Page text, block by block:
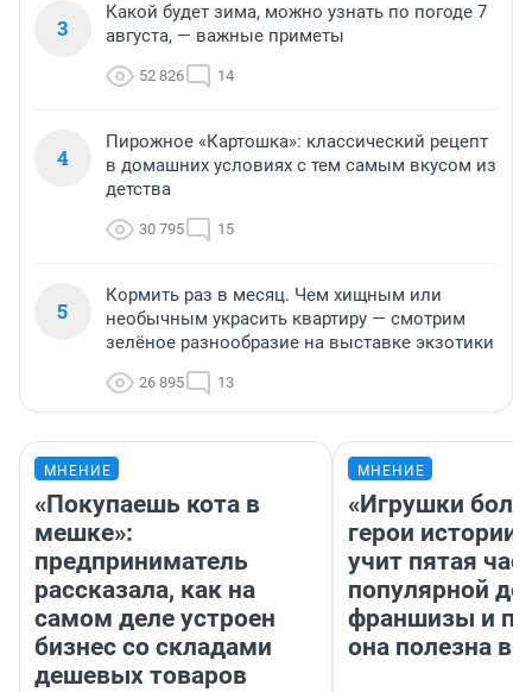
3
Какой будет зима, можно узнать по погоде 7
августа, — важные приметы
52 826 14
4
Пирожное «Картошка»: классический рецепт
в домашних условиях с тем самым вкусом из
детства
30 795 15
5
Кормить раз в месяц. Чем хищным или
необычным украсить квартиру — смотрим
зелёное разнообразие на выставке экзотики
26 895 13
МНЕНИЕ
«Покупаешь кота в
мешке»:
предприниматель
рассказала, как на
самом деле устроен
бизнес со складами
дешевых товаров
МНЕНИЕ
«Игрушки
герои
учит пятая
популярной
франшизы и
она полезна